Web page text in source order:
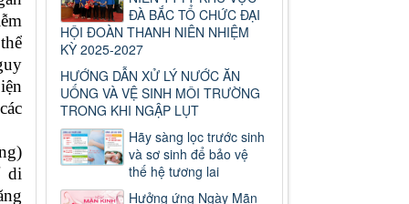
di
ĐÀ BẮC TỔ CHỨC ĐẠI
HỘI ĐOÀN THANH NIÊN NHIỆM
KỲ 2025-2027
HƯỚNG DẪN XỬ LÝ NƯỚC ĂN
UỐNG VÀ VỆ SINH MÔI TRƯỜNG
TRONG KHI NGẬP LỤT
Hãy sàng lọc trước sinh
và sơ sinh để bảo vệ
thế hệ tương lai
Hưởng ứng Ngày Mãn
Số: 187/CV-TTYT
Đẩy nhanh tiến độ thực hiện Hồ
sơ bệnh án điện tử
Thời gian đăng: 11/10/2019